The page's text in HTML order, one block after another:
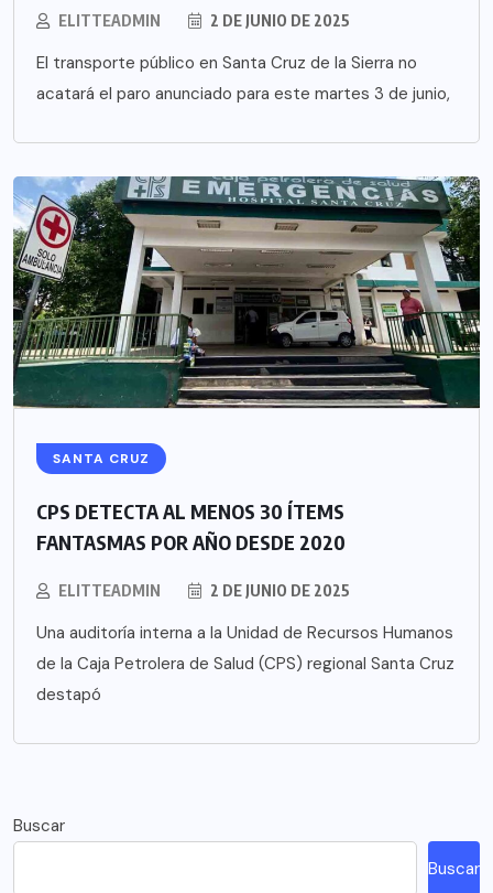
ELITTEADMIN 2 DE JUNIO DE 2025
El transporte público en Santa Cruz de la Sierra no
acatará el paro anunciado para este martes 3 de junio,
SANTA CRUZ
CPS DETECTA AL MENOS 30 ÍTEMS
FANTASMAS POR AÑO DESDE 2020
ELITTEADMIN 2 DE JUNIO DE 2025
Una auditoría interna a la Unidad de Recursos Humanos
de la Caja Petrolera de Salud (CPS) regional Santa Cruz
destapó
Buscar
Buscar